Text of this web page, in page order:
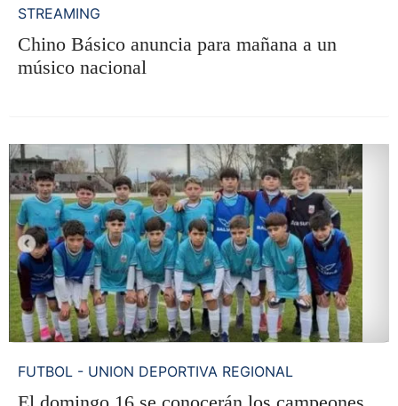
STREAMING
Chino Básico anuncia para mañana a un
músico nacional
FUTBOL - UNION DEPORTIVA REGIONAL